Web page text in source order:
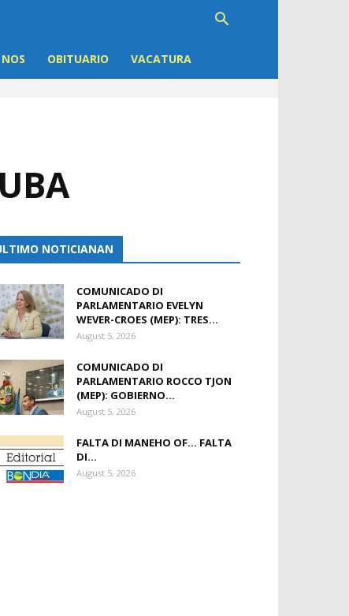
OBITUARIO VACATURA
NOTICIANAN
COMUNICADO DI
PARLAMENTARIO EVELYN
WEVER-CROES (MEP): TRES...
August 5, 2026
COMUNICADO DI
PARLAMENTARIO ROCCO TJON
(MEP): GOBIERNO...
August 5, 2026
FALTA DI MANEHO OF… FALTA
DI...
August 5, 2026